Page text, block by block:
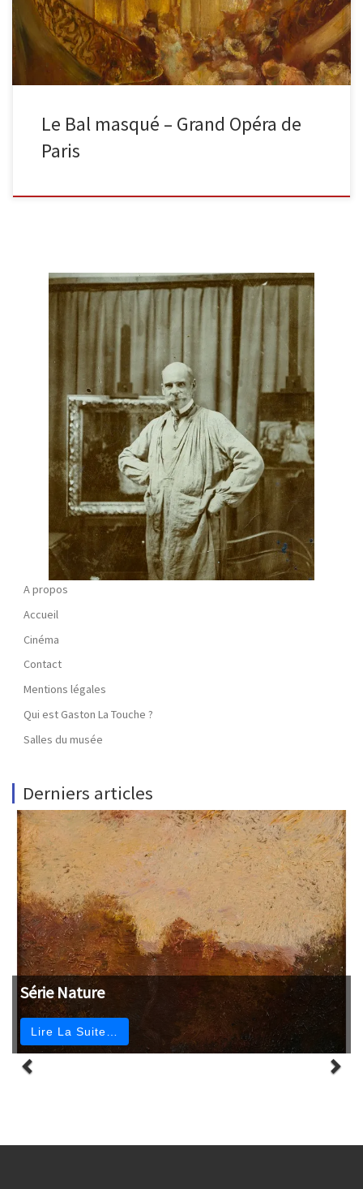
Le Bal masqué – Grand Opéra de
Paris
A propos
Accueil
Cinéma
Contact
Mentions légales
Qui est Gaston La Touche ?
Salles du musée
Derniers articles
Série Nature
Lire La Suite…